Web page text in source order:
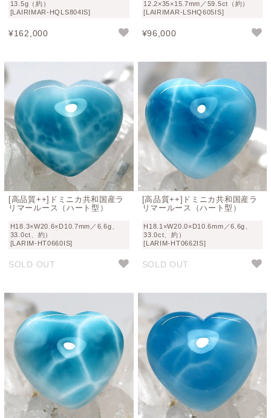
13.5g（約）
[LAIRIMAR-HQLS804IS]
¥162,000
12.2×35×15.7mm／59.5ct（約）
[LAIRIMAR-LSHQ605IS]
¥96,000
[高品質++]ドミニカ共和国産ラ
リマールース（ハート型）
H18.3×W20.6×D10.7mm／6.6g、
33.0ct、約）
[LARIM-HT0660IS]
SOLD OUT
[高品質++]ドミニカ共和国産ラ
リマールース（ハート型）
H18.1×W20.0×D10.6mm／6.6g、
33.0ct、約）
[LARIM-HT0662IS]
SOLD OUT